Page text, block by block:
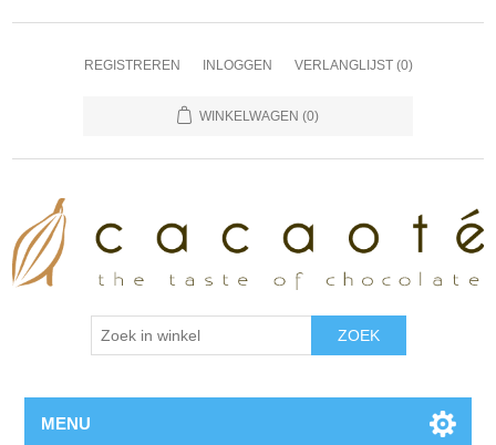
REGISTREREN INLOGGEN VERLANGLIJST (0)
WINKELWAGEN (0)
MENU